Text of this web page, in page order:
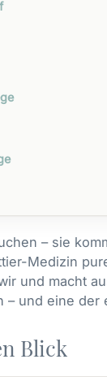
– sie
Medizin
und macht
– und eine der
Blick